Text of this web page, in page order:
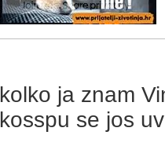
kolko ja znam
kosspu se jos